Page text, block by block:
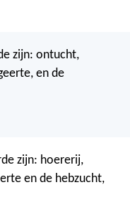
zijn: ontucht,
en de
zijn: hoererij,
en de hebzucht,